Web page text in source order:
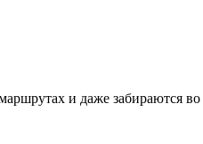
и даже забираются во